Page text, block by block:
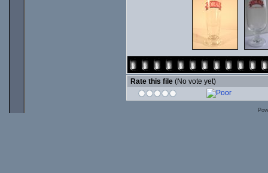
Rate this file (No vote yet)